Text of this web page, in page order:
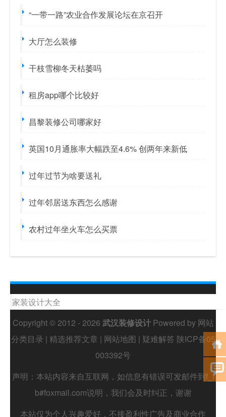
“一带一路”农业合作发展论坛在京召开
大厅怎么装修
干枝雪柳冬天枯萎吗
租房app哪个比较好
昌黎装修公司哪家好
英国10月通胀率大幅跌至4.6% 创两年来新低
过年过节为啥要送礼
过年邻居送东西怎么感谢
农村过年坐火车怎么买票
家装设计大全
Copyright © 2012 - 2026 武汉装修设计Powered by 网站
分类目录 | 精选推荐文章 | 网站地图 | 疑难解答 陕ICP备05
003392号
声明：本站内容来自互联网，如信息有错误可发邮件到f_f
b#foxmail.com说明，我们会及时纠正，谢谢
本站仅为个人兴趣爱好，不接盈利性广告及商业合作